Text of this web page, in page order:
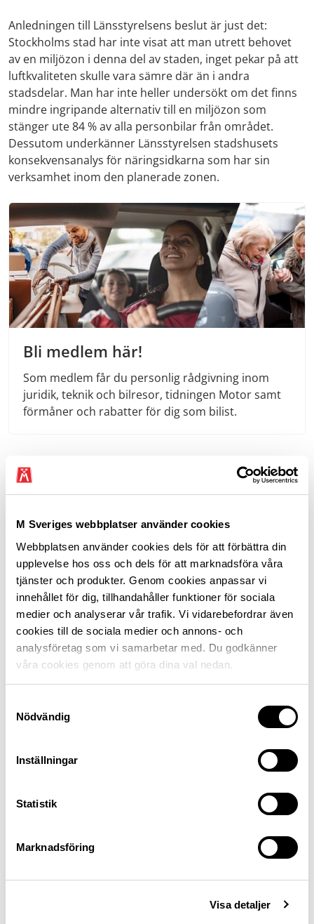
M Sveriges webbplatser använder cookies
Webbplatsen använder cookies dels för att förbättra din
upplevelse hos oss och dels för att marknadsföra våra
tjänster och produkter. Genom cookies anpassar vi
innehållet för dig, tillhandahåller funktioner för sociala
medier och analyserar vår trafik. Vi vidarebefordrar även
cookies till de sociala medier och annons- och
analysföretag som vi samarbetar med. Du godkänner
våra cookies genom att göra dina val nedan.
Nödvändig
Inställningar
Statistik
Marknadsföring
Visa detaljer
Anledningen till Länsstyrelsens beslut är just det:
Stockholms stad har inte visat att man utrett behovet
av en miljözon i denna del av staden, inget pekar på att
luftkvaliteten skulle vara sämre där än i andra
stadsdelar. Man har inte heller undersökt om det finns
mindre ingripande alternativ till en miljözon som
stänger ute 84 % av alla personbilar från området.
Dessutom underkänner Länsstyrelsen stadshusets
konsekvensanalys för näringsidkarna som har sin
verksamhet inom den planerade zonen.
Bli medlem här!
Som medlem får du personlig rådgivning inom
juridik, teknik och bilresor, tidningen Motor samt
förmåner och rabatter för dig som bilist.
Carl-Erik Stjernvall, hållbarhetsansvarig på Riksförbundet M
Sverige.
Frågor vi driver
beslutsfattare i frågor som berör och påverkar
bilistens vardag. Här är frågorna vi driver nu.